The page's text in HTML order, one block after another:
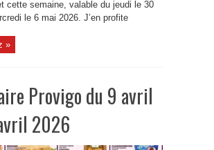
cette semaine, valable du jeudi le 30
le 6 mai 2026. J’en profite
»
Provigo du 9 avril
2026